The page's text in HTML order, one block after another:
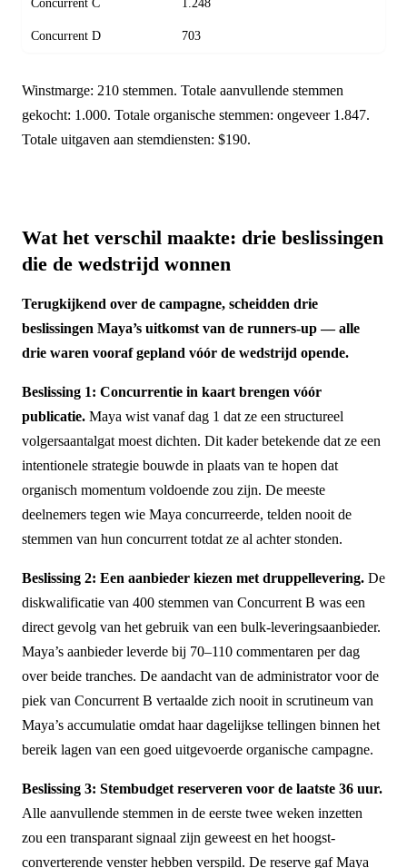
Concurrent C 1.248
Concurrent D 703
Winstmarge: 210 stemmen. Totale aanvullende stemmen
gekocht: 1.000. Totale organische stemmen: ongeveer 1.847.
Totale uitgaven aan stemdiensten: $190.
Wat het verschil maakte: drie beslissingen
die de wedstrijd wonnen
Terugkijkend over de campagne, scheidden drie
beslissingen Maya’s uitkomst van de runners-up — alle
drie waren vooraf gepland vóór de wedstrijd opende.
Beslissing 1: Concurrentie in kaart brengen vóór
publicatie. Maya wist vanaf dag 1 dat ze een structureel
volgersaantalgat moest dichten. Dit kader betekende dat ze een
intentionele strategie bouwde in plaats van te hopen dat
organisch momentum voldoende zou zijn. De meeste
deelnemers tegen wie Maya concurreerde, telden nooit de
stemmen van hun concurrent totdat ze al achter stonden.
Beslissing 2: Een aanbieder kiezen met druppellevering. De
diskwalificatie van 400 stemmen van Concurrent B was een
direct gevolg van het gebruik van een bulk-leveringsaanbieder.
Maya’s aanbieder leverde bij 70–110 commentaren per dag
over beide tranches. De aandacht van de administrator voor de
piek van Concurrent B vertaalde zich nooit in scrutineum van
Maya’s accumulatie omdat haar dagelijkse tellingen binnen het
bereik lagen van een goed uitgevoerde organische campagne.
Beslissing 3: Stembudget reserveren voor de laatste 36 uur.
Alle aanvullende stemmen in de eerste twee weken inzetten
zou een transparant signaal zijn geweest en het hoogst-
converterende venster hebben verspild. De reserve gaf Maya